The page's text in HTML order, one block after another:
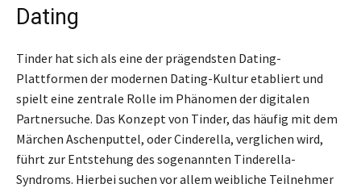
Dating
Tinder hat sich als eine der prägendsten Dating-
Plattformen der modernen Dating-Kultur etabliert und
spielt eine zentrale Rolle im Phänomen der digitalen
Partnersuche. Das Konzept von Tinder, das häufig mit dem
Märchen Aschenputtel, oder Cinderella, verglichen wird,
führt zur Entstehung des sogenannten Tinderella-
Syndroms. Hierbei suchen vor allem weibliche Teilnehmer